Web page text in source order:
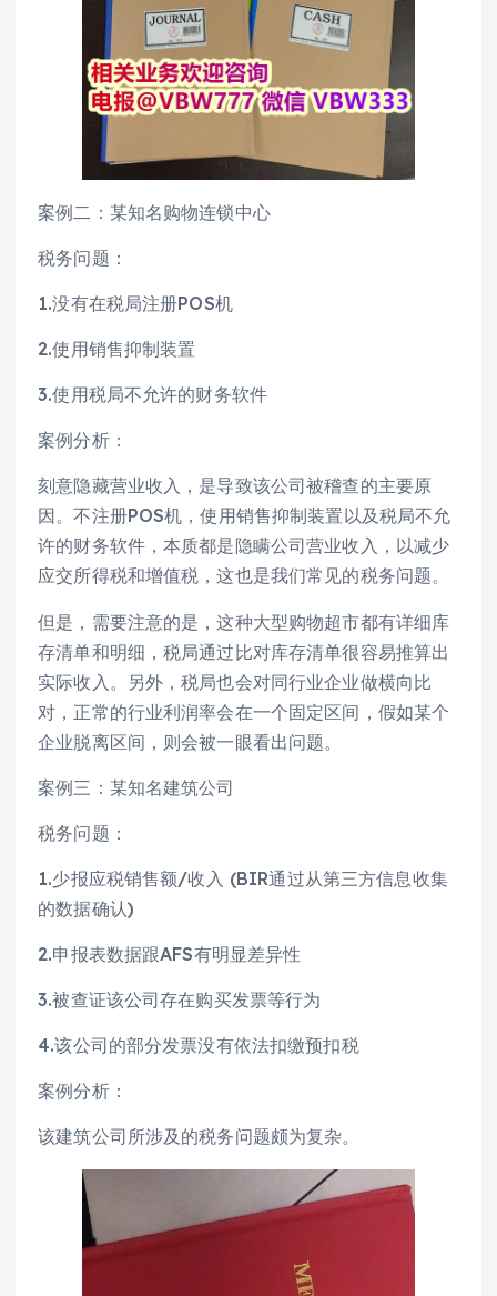
案例二：某知名购物连锁中心
税务问题：
1.没有在税局注册POS机
2.使用销售抑制装置
3.使用税局不允许的财务软件
案例分析：
刻意隐藏营业收入，是导致该公司被稽查的主要原
因。不注册POS机，使用销售抑制装置以及税局不允
许的财务软件，本质都是隐瞒公司营业收入，以减少
应交所得税和增值税，这也是我们常见的税务问题。
但是，需要注意的是，这种大型购物超市都有详细库
存清单和明细，税局通过比对库存清单很容易推算出
实际收入。另外，税局也会对同行业企业做横向比
对，正常的行业利润率会在一个固定区间，假如某个
企业脱离区间，则会被一眼看出问题。
案例三：某知名建筑公司
税务问题：
1.少报应税销售额/收入 (BIR通过从第三方信息收集
的数据确认)
2.申报表数据跟AFS有明显差异性
3.被查证该公司存在购买发票等行为
4.该公司的部分发票没有依法扣缴预扣税
案例分析：
该建筑公司所涉及的税务问题颇为复杂。